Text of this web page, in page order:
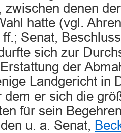
zwischen denen
hatte (vgl.
ff.; Senat,
sich zur
der
Landgericht in
dem er sich die
für sein
u. a. Senat,